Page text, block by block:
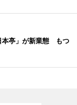
本亭」が新業態 もつ